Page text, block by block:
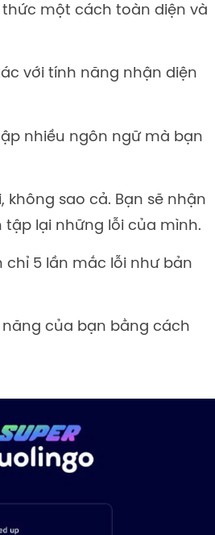
thức một cách toàn diện và
với tính năng nhận diện
nhiều ngôn ngữ mà bạn
không sao cả. Bạn sẽ nhận
lại những lỗi của mình.
chỉ 5 lần mắc lỗi như bản
của bạn bằng cách